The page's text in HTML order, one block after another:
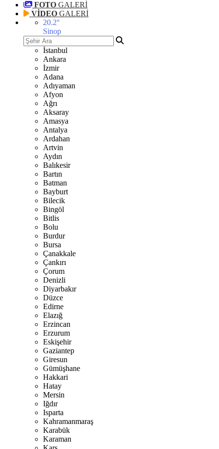
FOTO GALERİ
VİDEO GALERİ
20.2°
Sinop
İstanbul
Ankara
İzmir
Adana
Adıyaman
Afyon
Ağrı
Aksaray
Amasya
Antalya
Ardahan
Artvin
Aydın
Balıkesir
Bartın
Batman
Bayburt
Bilecik
Bingöl
Bitlis
Bolu
Burdur
Bursa
Çanakkale
Çankırı
Çorum
Denizli
Diyarbakır
Düzce
Edirne
Elazığ
Erzincan
Erzurum
Eskişehir
Gaziantep
Giresun
Gümüşhane
Hakkari
Hatay
Mersin
Iğdır
Isparta
Kahramanmaraş
Karabük
Karaman